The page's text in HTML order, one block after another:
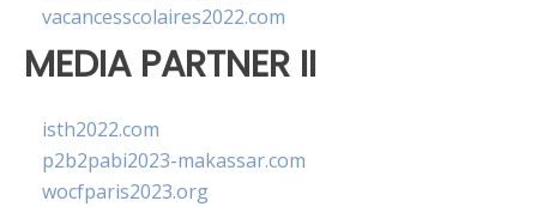
vacancesscolaires2022.com
MEDIA PARTNER II
isth2022.com
p2b2pabi2023-makassar.com
wocfparis2023.org